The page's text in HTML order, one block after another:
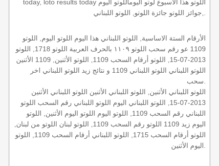
today, loto results today اللوتو هذا الاسبوع لوتو اليوماللوتو اليوم
الأرقام الستة الاساسية, اللوتو اللبناني هذا اليوم اللوتو اليوم, اللوتو
1109 عو رقم سحب اللوتو ١١٠٩ بالحرف العربية اللوتو 1718, اللوتو
2013-07-15, اللوتو أرقام السحب 1109, اللوتو الأثنين, 1109 الأثنين
اللوتو اللبناني اللوتو اللبناني 1109 و نتائج زيد اللوتو اللبناني اخر
اللوتو اللبناني الأثنين, اللوتو اللبناني الأثنين اللوتو اللبناني الأثنين
2013-07-15, اللوتو اللبناني اليوم اللوتو اللبناني رقم السحب اللوتو
اللبناني رقم السحب 1109, اللوتو اليوم اللوتو اليوم الأثنين, اللوتو
اليوم زيد 1109 اللوتو رقم السحب 1109, اللوتو لبنان اللوتو من لبنان,
اللوتو أرقام السحب 1715, اللوتو اللبناني أرقام السحب 1109, اللوتو